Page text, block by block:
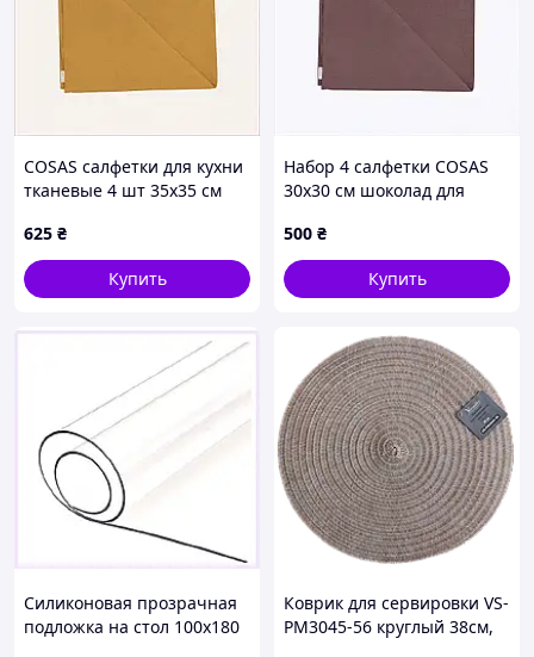
COSAS салфетки для кухни
тканевые 4 шт 35х35 см
625 ₴
Купить
Набор 4 салфетки COSAS
30х30 см шоколад для
500 ₴
Купить
Силиконовая прозрачная
подложка на стол 100х180
Коврик для сервировки VS-
PM3045-56 круглый 38см,